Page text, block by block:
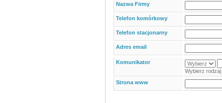
Nazwa Firmy
Telefon komórkowy
Telefon stacjonarny
Adres email
Komunikator
Wybierz
Strona www